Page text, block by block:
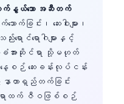
က်နွယ်သော အဆီတက်
က်ခြင်း၊ ဆေးဝါးများ၊
ောင်ရောဂါများနှင့်
ယ်ခံအားဆိုင်ရာ သို့မဟုတ်
နေ့စဉ် ဆေးခန်းလုပ်ငန်း
ာတာရှည်တက်ခြင်း
အရာထက် ဇီဝဖြစ်စဉ်